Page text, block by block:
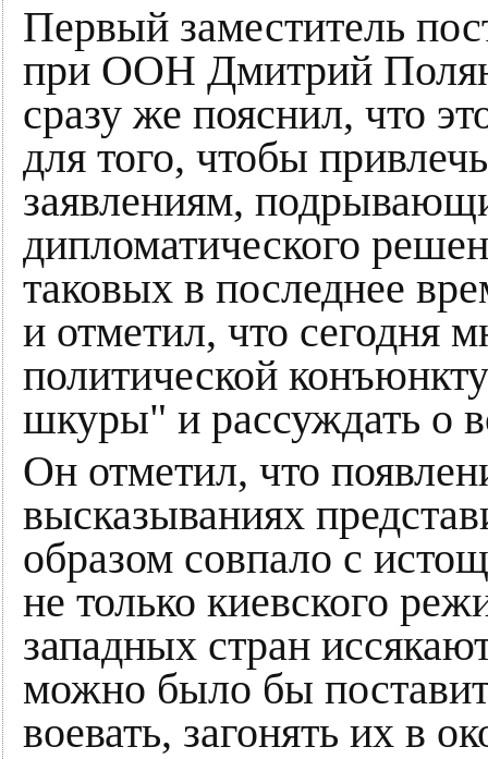
Первый заместитель
при ООН Дмитрий
сразу же пояснил, что
для того, чтобы
заявлениям,
дипломатического
таковых в последнее
и отметил, что сегодня
политической
шкуры" и рассуждать о
Он отметил, что
высказываниях
образом совпало с
не только киевского
западных стран
можно было бы
воевать, загонять их в